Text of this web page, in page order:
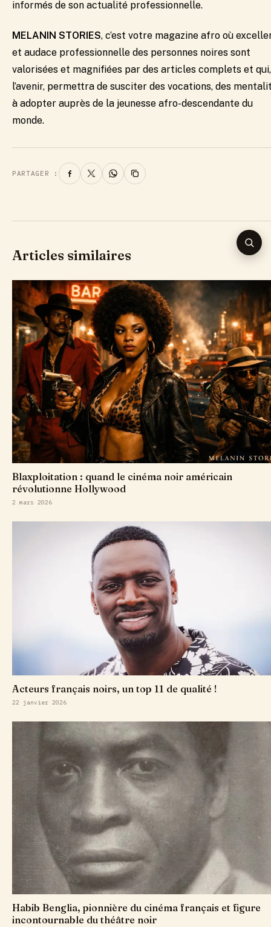
informés de son actualité professionnelle.​
MELANIN STORIES, c’est votre magazine afro où
et audace professionnelle des personnes noires sont
valorisées et magnifiées par des articles complets et
l’avenir, permettra de susciter des vocations, des
à adopter auprès de la jeunesse afro-descendante du
monde.
PARTAGER :
Articles similaires
Blaxploitation : quand le cinéma noir américain
révolutionne Hollywood
2 mars 2026
Acteurs français noirs, un top 11 de qualité !
22 janvier 2026
Habib Benglia, pionnière du cinéma français et figure
incontournable du théâtre noir